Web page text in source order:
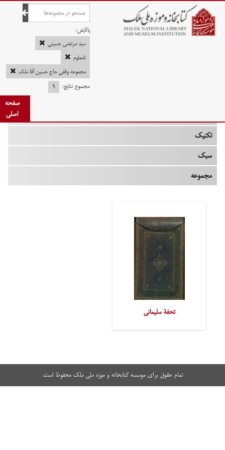
صفحه اصلی
پالایش:
سید مرتضی حسینی
نامعلوم
مجموعه وقفی حاج حسین آقا ملک
مجموع نتایج:
۱
صفحه
اصلی
تکنیک
سبک
مجموعه
تحفة سلیمانی
تمام حقوق برای موسسه کتابخانه و موزه ملی ملک محفوظ است.